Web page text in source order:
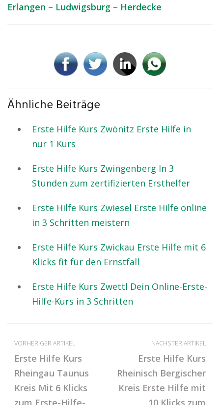
Erlangen – Ludwigsburg – Herdecke
Ähnliche Beiträge
Erste Hilfe Kurs Zwönitz Erste Hilfe in
nur 1 Kurs
Erste Hilfe Kurs Zwingenberg In 3
Stunden zum zertifizierten Ersthelfer
Erste Hilfe Kurs Zwiesel Erste Hilfe online
in 3 Schritten meistern
Erste Hilfe Kurs Zwickau Erste Hilfe mit 6
Klicks fit für den Ernstfall
Erste Hilfe Kurs Zwettl Dein Online-Erste-
Hilfe-Kurs in 3 Schritten
VORHERIGER ARTIKEL
Erste Hilfe Kurs
Rheingau Taunus
Kreis Mit 6 Klicks
zum Erste-Hilfe-
NÄCHSTER ARTIKEL
Erste Hilfe Kurs
Rheinisch Bergischer
Kreis Erste Hilfe mit
10 Klicks zum